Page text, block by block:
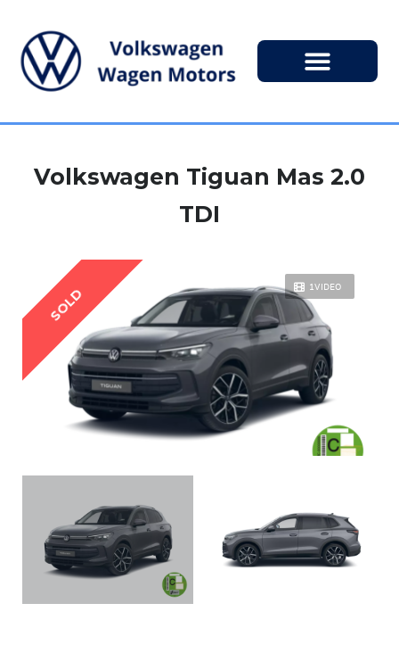
Volkswagen Tiguan Mas 2.0
TDI
1VIDEO
SOLD